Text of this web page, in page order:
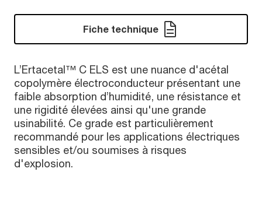
Fiche technique
L’Ertacetal™ C ELS est une nuance d'acétal
copolymère électroconducteur présentant une
faible absorption d’humidité, une résistance et
une rigidité élevées ainsi qu'une grande
usinabilité. Ce grade est particulièrement
recommandé pour les applications électriques
sensibles et/ou soumises à risques
d'explosion.